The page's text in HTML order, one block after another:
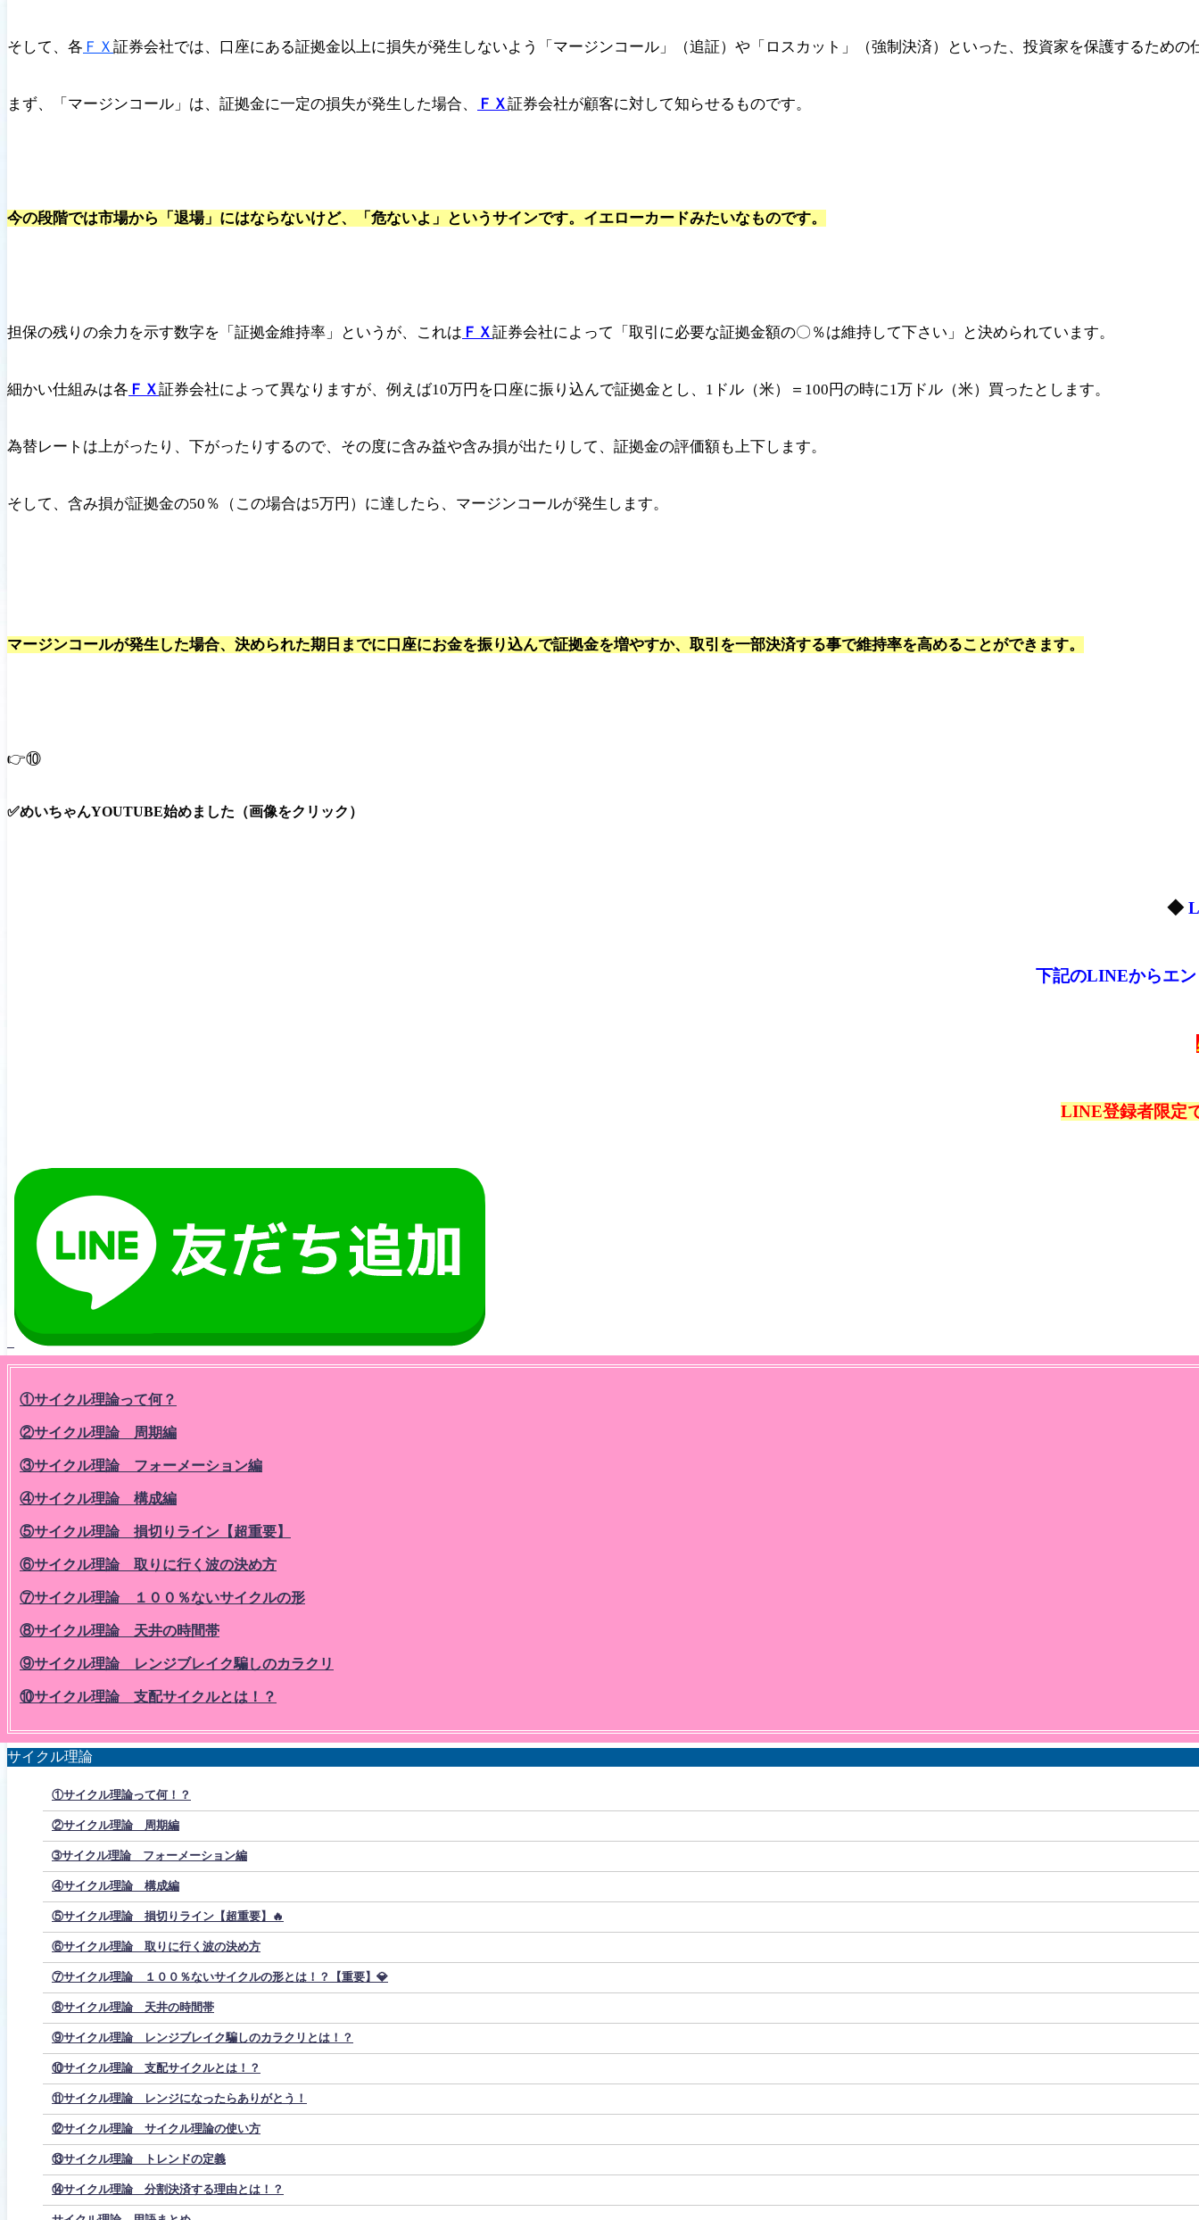
そして、各 ＦＸ 証券会社では、口座にある証拠金以上に損失が発生しないよう「マージンコール」（追証）や「 ロスカット 」（強制決済）といった、投資家を保護するための
まず、「マージンコール」は、証拠金に一定の損失が発生した場合、 ＦＸ証券会社が顧客に対して知らせるものです。
今の段階では市場から「退場」にはならないけど、「危ないよ」というサインです。イエローカードみたいなものです。
担保の残りの余力を示す数字を「証拠金維持率」というが、これは ＦＸ証券会社によって「取引に必要な証拠金額の〇％は維持して下さい」と決められています。
細かい仕組みは各 ＦＸ証券会社によって異なりますが、例えば10万円を口座に振り込んで証拠金とし、1ドル（米）＝100円の時に1万ドル（米）買ったとします。
為替レートは上がったり、下がったりするので、その度に含み益や含み損が出たりして、証拠金の評価額も上下します。
そして、含み損が証拠金の50％（この場合は5万円）に達したら、マージンコールが発生します。
マージンコールが発生した場合、決められた期日までに口座にお金を振り込んで証拠金を増やすか、取引を一部決済する事で維持率を高めることができます。
👉⑩
✅めいちゃんYOUTUBE始めました （画像をクリック）
◆
下記のLINEからエ
LINE登録者限定
①サイクル理論って何？
②サイクル理論 周期編
③サイクル理論 フォーメーション編
④サイクル理論 構成編
⑤サイクル理論 損切りライン【超重要】
⑥サイクル理論 取りに行く波の決め方
⑦サイクル理論 １００％ないサイクルの形
⑧サイクル理論 天井の時間帯
⑨サイクル理論 レンジブレイク騙しのカラクリ
⑩サイクル理論 支配サイクルとは！？
サイクル理論
①サイクル理論って何！？
②サイクル理論 周期編
➂サイクル理論 フォーメーション編
④サイクル理論 構成編
⑤サイクル理論 損切りライン【超重要】🔥
⑥サイクル理論 取りに行く波の決め方
⑦サイクル理論 １００％ないサイクルの形とは！？【重要】💎
⑧サイクル理論 天井の時間帯
⑨サイクル理論 レンジブレイク騙しのカラクリとは！？
⑩サイクル理論 支配サイクルとは！？
⑪サイクル理論 レンジになったらありがとう！
⑫サイクル理論 サイクル理論の使い方
⑬サイクル理論 トレンドの定義
⑭サイクル理論 分割決済する理由とは！？